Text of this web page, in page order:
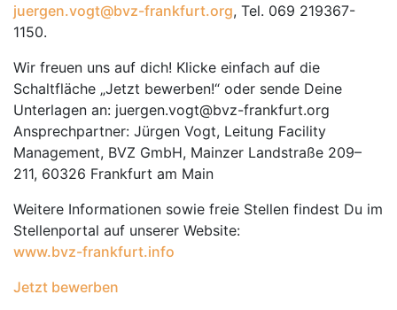
juergen.vogt@bvz-frankfurt.org, Tel. 069 219367-
1150.
Wir freuen uns auf dich! Klicke einfach auf die
Schaltfläche „Jetzt bewerben!“ oder sende Deine
Unterlagen an: juergen.vogt@bvz-frankfurt.org
Ansprechpartner: Jürgen Vogt, Leitung Facility
Management, BVZ GmbH, Mainzer Landstraße 209–
211, 60326 Frankfurt am Main
Weitere Informationen sowie freie Stellen findest Du im
Stellenportal auf unserer Website:
www.bvz-frankfurt.info
Jetzt bewerben